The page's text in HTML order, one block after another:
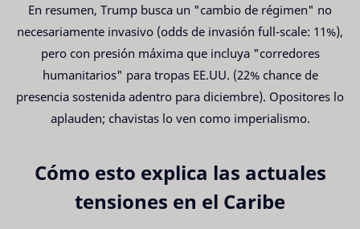
En resumen, Trump busca un "cambio de régimen" no
necesariamente invasivo (odds de invasión full-scale: 11%),
pero con presión máxima que incluya "corredores
humanitarios" para tropas EE.UU. (22% chance de
presencia sostenida adentro para diciembre). Opositores lo
aplauden; chavistas lo ven como imperialismo.
Cómo esto explica las actuales
tensiones en el Caribe